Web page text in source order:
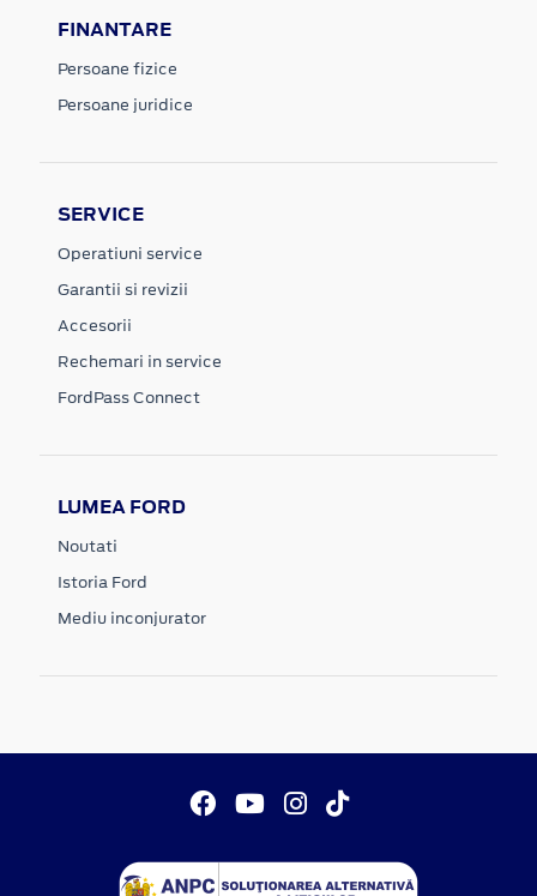
FINANTARE
Persoane fizice
Persoane juridice
SERVICE
Operatiuni service
Garantii si revizii
Accesorii
Rechemari in service
FordPass Connect
LUMEA FORD
Noutati
Istoria Ford
Mediu inconjurator